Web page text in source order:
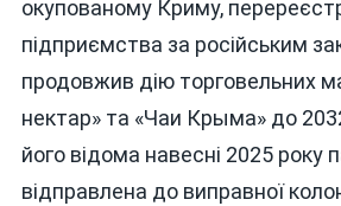
окупованому Криму,
підприємства за російським
продовжив дію торговельних
нектар» та «Чаи Крыма» до
його відома навесні 2025 року
відправлена до виправної